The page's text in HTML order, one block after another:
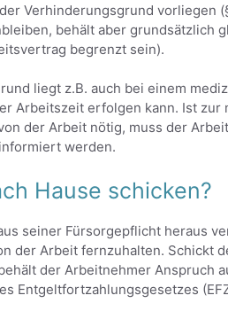
Verhinderungsgrund vorliegen
behält aber grundsätzlich
begrenzt sein).
liegt z.B. auch bei einem
Arbeitszeit erfolgen kann. Ist
der Arbeit nötig, muss der
werden.
Hause schicken?
seiner Fürsorgepflicht heraus
der Arbeit fernzuhalten. Schickt
der Arbeitnehmer Anspruch
Entgeltfortzahlungsgesetzes